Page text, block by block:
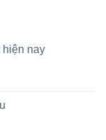
hiện nay